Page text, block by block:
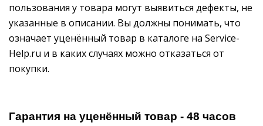
пользования у товара могут выявиться дефекты, не
указанные в описании. Вы должны понимать, что
означает уценённый товар в каталоге на Service-
Help.ru и в каких случаях можно отказаться от
покупки.
Гарантия на уценённый товар - 48 часов